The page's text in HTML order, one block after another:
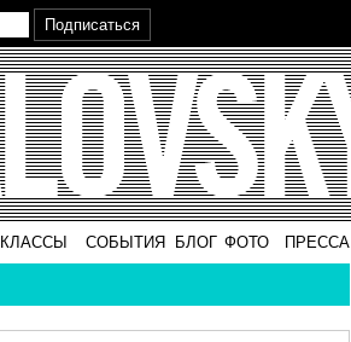
СОБЫТИЯ БЛОГ ФОТО ПРЕССА